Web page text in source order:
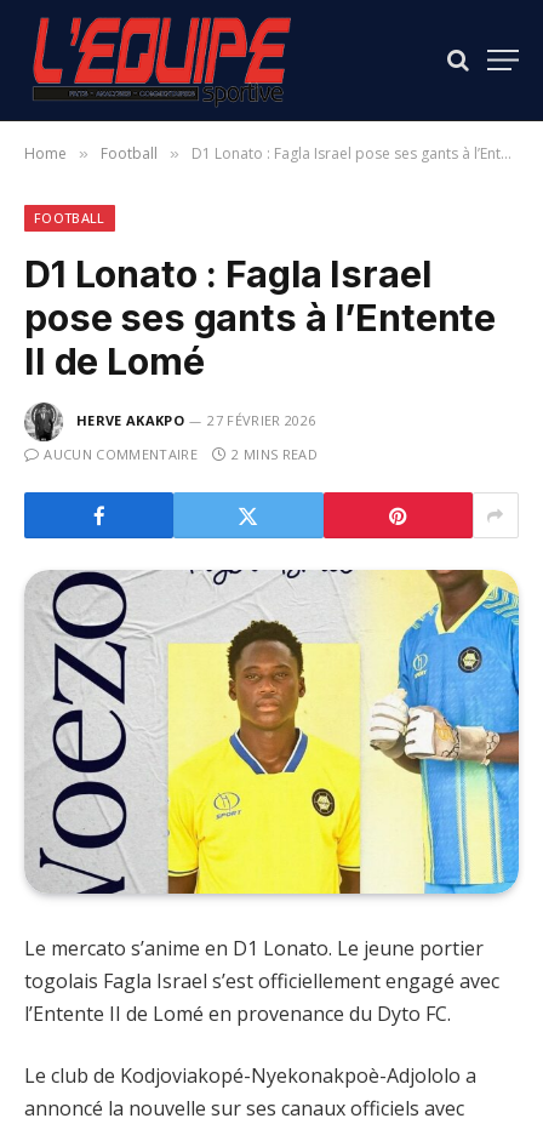
Home » Football » D1 Lonato : Fagla Israel pose ses gants à l’Entente II de Lomé
FOOTBALL
D1 Lonato : Fagla Israel
pose ses gants à l’Entente
II de Lomé
HERVE AKAKPO
27 FÉVRIER 2026
AUCUN COMMENTAIRE
2 MINS READ
Le mercato s’anime en D1 Lonato. Le jeune portier
togolais Fagla Israel s’est officiellement engagé avec
l’Entente II de Lomé en provenance du Dyto FC.
Le club de Kodjoviakopé-Nyekonakpoè-Adjololo a
annoncé la nouvelle sur ses canaux officiels avec